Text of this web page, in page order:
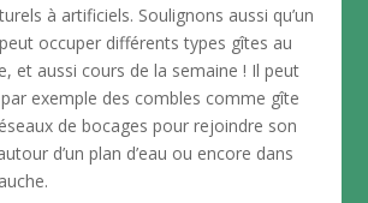
à artificiels. Soulignons aussi qu’un
occuper différents types gîtes au
et aussi cours de la semaine ! Il peut
exemple des combles comme gîte
de bocages pour rejoindre son
d’un plan d’eau ou encore dans